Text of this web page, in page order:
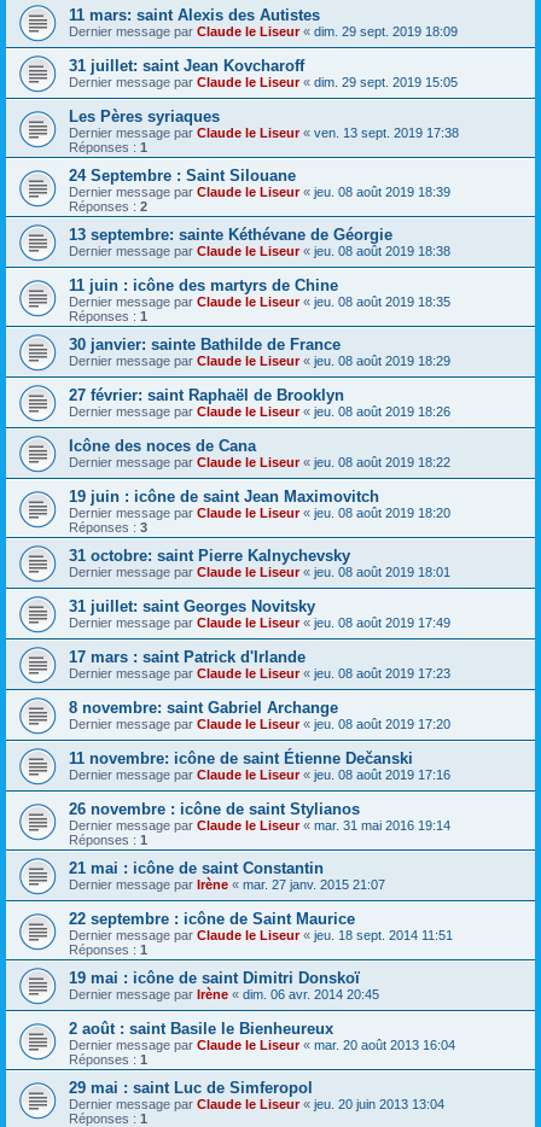
11 mars: saint Alexis des Autistes
Dernier message par Claude le Liseur« dim. 29 sept. 2019 18:09
31 juillet: saint Jean Kovcharoff
Dernier message par Claude le Liseur« dim. 29 sept. 2019 15:05
Les Pères syriaques
Dernier message par Claude le Liseur« ven. 13 sept. 2019 17:38
Réponses : 1
24 Septembre : Saint Silouane
Dernier message par Claude le Liseur« jeu. 08 août 2019 18:39
Réponses : 2
13 septembre: sainte Kéthévane de Géorgie
Dernier message par Claude le Liseur« jeu. 08 août 2019 18:38
11 juin : icône des martyrs de Chine
Dernier message par Claude le Liseur« jeu. 08 août 2019 18:35
Réponses : 1
30 janvier: sainte Bathilde de France
Dernier message par Claude le Liseur« jeu. 08 août 2019 18:29
27 février: saint Raphaël de Brooklyn
Dernier message par Claude le Liseur« jeu. 08 août 2019 18:26
Icône des noces de Cana
Dernier message par Claude le Liseur« jeu. 08 août 2019 18:22
19 juin : icône de saint Jean Maximovitch
Dernier message par Claude le Liseur« jeu. 08 août 2019 18:20
Réponses : 3
31 octobre: saint Pierre Kalnychevsky
Dernier message par Claude le Liseur« jeu. 08 août 2019 18:01
31 juillet: saint Georges Novitsky
Dernier message par Claude le Liseur« jeu. 08 août 2019 17:49
17 mars : saint Patrick d'Irlande
Dernier message par Claude le Liseur« jeu. 08 août 2019 17:23
8 novembre: saint Gabriel Archange
Dernier message par Claude le Liseur« jeu. 08 août 2019 17:20
11 novembre: icône de saint Étienne Dečanski
Dernier message par Claude le Liseur« jeu. 08 août 2019 17:16
26 novembre : icône de saint Stylianos
Dernier message par Claude le Liseur« mar. 31 mai 2016 19:14
Réponses : 1
21 mai : icône de saint Constantin
Dernier message par Irène « mar. 27 janv. 2015 21:07
22 septembre : icône de Saint Maurice
Dernier message par Claude le Liseur« jeu. 18 sept. 2014 11:51
Réponses : 1
19 mai : icône de saint Dimitri Donskoï
Dernier message par Irène « dim. 06 avr. 2014 20:45
2 août : saint Basile le Bienheureux
Dernier message par Claude le Liseur« mar. 20 août 2013 16:04
Réponses : 1
29 mai : saint Luc de Simferopol
Dernier message par Claude le Liseur« jeu. 20 juin 2013 13:04
Réponses : 1